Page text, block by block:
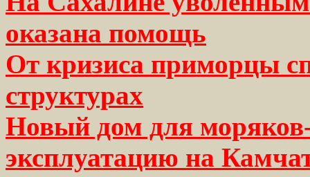
оказана помощь
От кризиса приморцы
структурах
Новый дом для
эксплуатацию на